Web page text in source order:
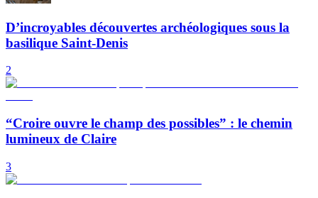
D’incroyables découvertes archéologiques sous la
basilique Saint-Denis
2
“Croire ouvre le champ des possibles” : le chemin
lumineux de Claire
3